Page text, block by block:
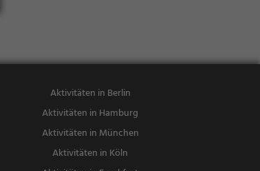
Aktivitäten in Berlin
Aktivitäten in Hamburg
Aktivitäten in München
Aktivitäten in Köln